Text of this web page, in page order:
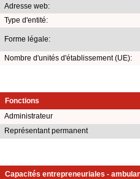
Adresse web:
Type d'entité:
Forme légale:
Nombre d'unités d'établissement (UE):
Fonctions
Administrateur
Représentant permanent
Capacités entrepreneuriales -